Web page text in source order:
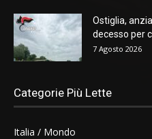
Ostiglia,
decesso per
7 Agosto 2026
Categorie Più Lette
Italia / Mondo